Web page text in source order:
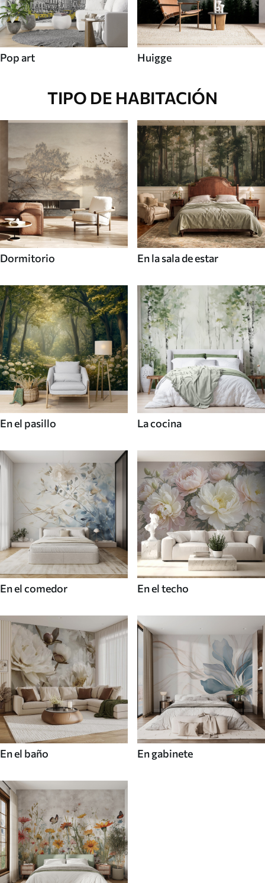
Pop art Huigge
TIPO DE HABITACIÓN
Dormitorio En la sala de estar
En el pasillo La cocina
En el comedor En el techo
En el baño En gabinete